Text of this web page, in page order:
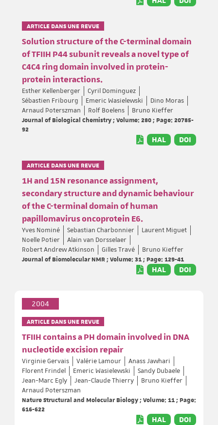
ARTICLE DANS UNE REVUE
Solution structure of the C-terminal domain
of TFIIH P44 subunit reveals a novel type of
C4C4 ring domain involved in protein-
protein interactions.
Esther Kellenberger
Cyril Dominguez
Sébastien Fribourg
Emeric Wasielewski
Dino Moras
Arnaud Poterszman
Rolf Boelens
Bruno Kieffer
Journal of Biological Chemistry ; Volume: 280 ; Page: 20785-
92
HAL DOI
ARTICLE DANS UNE REVUE
1H and 15N resonance assignment,
secondary structure and dynamic behaviour
of the C-terminal domain of human
papillomavirus oncoprotein E6.
Yves Nominé Sebastian Charbonnier
Laurent Miguet
Noelle Potier
Alain van Dorsselaer
Robert Andrew Atkinson
Gilles Travé
Bruno Kieffer
Journal of Biomolecular NMR ; Volume: 31 ; Page: 129-41
HAL DOI
2004
ARTICLE DANS UNE REVUE
TFIIH contains a PH domain involved in DNA
nucleotide excision repair
Virginie Gervais Valérie Lamour
Anass Jawhari
Florent Frindel
Emeric Wasielewski
Sandy Dubaele
Jean-Marc Egly
Jean-Claude Thierry
Bruno Kieffer
Arnaud Poterszman
Nature Structural and Molecular Biology ; Volume: 11 ; Page:
616-622
HAL DOI